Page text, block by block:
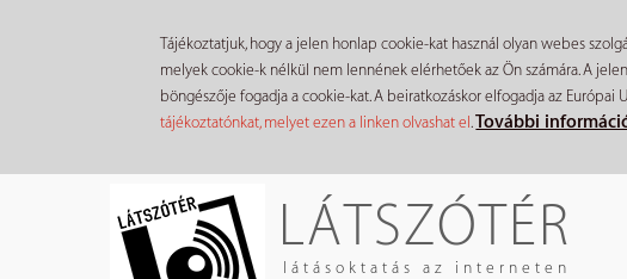
Tájékoztatjuk, hogy a jelen honlap cookie-kat használ olyan webes
melyek cookie-k nélkül nem lennének elérhetőek az Ön számára. A
böngészője fogadja a cookie-kat. A beiratkozáskor elfogadja az Európai
tájékoztatónkat, melyet ezen a linken olvashat el.További
LÁTSZÓTÉR
látásoktatás az interneten